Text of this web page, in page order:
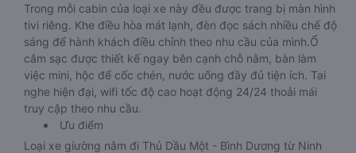
Trong mỗi cabin của loại xe này đều được trang bị màn hình
tivi riêng. Khe điều hòa mát lạnh, đèn đọc sách nhiều chế độ
sáng để hành khách điều chỉnh theo nhu cầu của mình.Ổ
cắm sạc được thiết kế ngay bên cạnh chỗ nằm, bàn làm
việc mini, hộc để cốc chén, nước uống đầy đủ tiện ích. Tai
nghe hiện đại, wifi tốc độ cao hoạt động 24/24 thoải mái
truy cập theo nhu cầu.
Ưu điểm
Loại xe giường nằm đi Thủ Dầu Một - Bình Dương từ Ninh